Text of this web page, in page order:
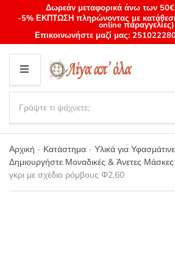
Δωρεάν μεταφορικά άνω των
-5% ΕΚΠΤΩΣΗ πληρώνοντας με
online παραγγελίες)
Επικοινωνήστε μαζί μας:
M
E
N
U
Category
name
a
r
c
h
p
r
Αρχική - Κατάστημα - Υλικά για
Δημιουργήστε Μοναδικές & Άνετες Μάσκες
γκρι με σχέδιο ρόμβους Φ2,60